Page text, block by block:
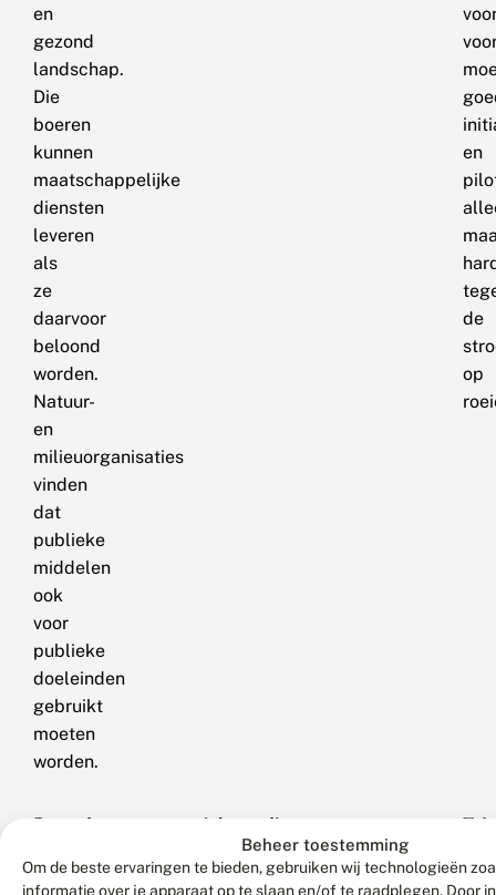
Beheer toestemming
Om de beste ervaringen te bieden, gebruiken wij technologieën
informatie over je apparaat op te slaan en/of te raadplegen. Door
en
gezond
landschap.
Die
boeren
kunnen
maatschappelijke
diensten
leveren
als
ze
daarvoor
beloond
worden.
Natuur-
en
milieuorganisaties
vinden
dat
publieke
middelen
ook
voor
publieke
doeleinden
gebruikt
moeten
worden.
en
de
op
#votethisCAPdown
Aan
einde
Roep daarom op sociale media met
#votethisCAPdown parlementariërs op om dit
voorstel niet te steunen.Dat is ook in het belang